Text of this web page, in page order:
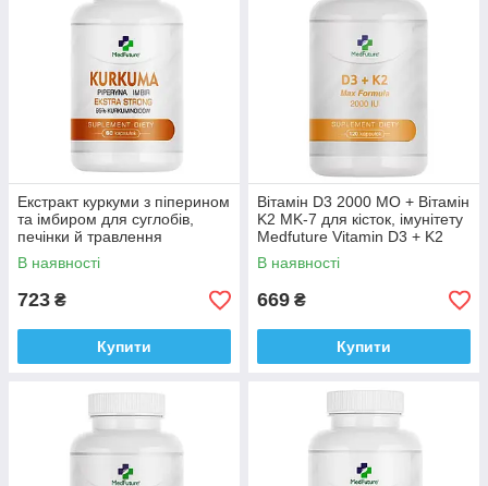
Екстракт куркуми з піперином
та імбиром для суглобів,
печінки й травлення
MedFuture Turmeric 60
таблеток Доставка з ЄС
В наявності
723 ₴
Купити
Вітамін D3 2000 МО + Вітамін
K2 MK-7 для кісток, імунітету
Medfuture Vitamin D3 + K2
Max Formula 120 капсул
Доставка з ЄС
В наявності
669 ₴
Купити